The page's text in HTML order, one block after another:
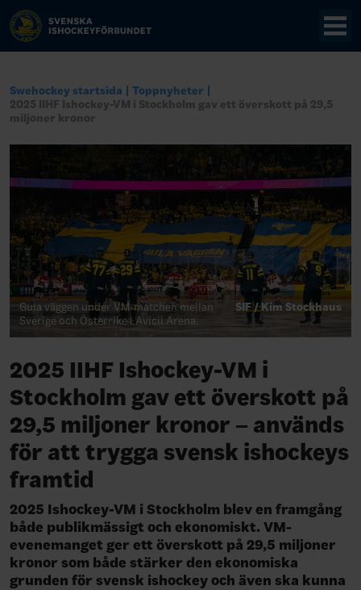
Swehockey startsida
Toppnyheter
2025 IIHF Ishockey-VM i Stockholm gav ett överskott på 29,5
miljoner kronor
Gula väggen under VM-matchen mellan
Sverige och Österrike i Avicii Arena.
SIF / Kim Stockhaus
2025 IIHF Ishockey-VM i
Stockholm gav ett överskott på
29,5 miljoner kronor – används
för att trygga svensk ishockeys
framtid
2025 Ishockey-VM i Stockholm blev en framgång
både publikmässigt och ekonomiskt. VM-
evenemanget ger ett överskott på 29,5 miljoner
kronor som både stärker den ekonomiska
grunden för svensk ishockey och även ska kunna